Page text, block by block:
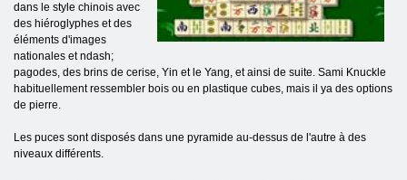
dans le style chinois avec
des hiéroglyphes et des
éléments d'images
nationales et ndash;
pagodes, des brins de cerise, Yin et le Yang, et ainsi de suite. Sami Knuckle
habituellement ressembler bois ou en plastique cubes, mais il ya des options
de pierre.
Les puces sont disposés dans une pyramide au-dessus de l'autre à des
niveaux différents.